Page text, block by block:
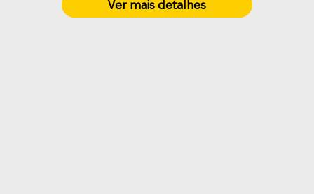
Ver mais detalhes